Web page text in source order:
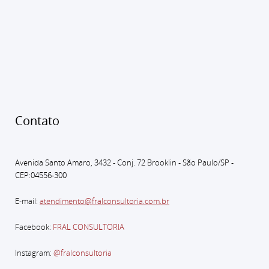
Contato
Avenida Santo Amaro, 3432 - Conj. 72 Brooklin - São Paulo/SP -
CEP:04556-300
E-mail: atendimento@fralconsultoria.com.br
Facebook: FRAL CONSULTORIA
Instagram: @fralconsultoria